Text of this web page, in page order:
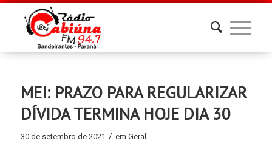
MEI: PRAZO PARA REGULARIZAR
DÍVIDA TERMINA HOJE DIA 30
30 de setembro de 2021 / em Geral